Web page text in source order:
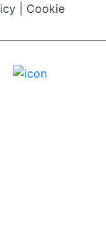
Cookie